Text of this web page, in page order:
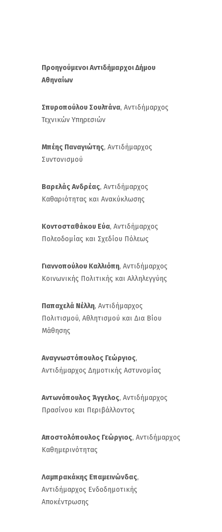
Προηγούμενοι Αντιδήμαρχοι Δήμου
Αθηναίων
Σπυροπούλου Σουλτάνα, Αντιδήμαρχος
Τεχνικών Υπηρεσιών
Μπέης Παναγιώτης, Αντιδήμαρχος
Συντονισμού
Βαρελάς Ανδρέας, Αντιδήμαρχος
Καθαριότητας και Ανακύκλωσης
Κοντοσταθάκου Εύα, Αντιδήμαρχος
Πολεοδομίας και Σχεδίου Πόλεως
Γιαννοπούλου Καλλιόπη, Αντιδήμαρχος
Κοινωνικής Πολιτικής και Αλληλεγγύης
Παπαχελά Νέλλη, Αντιδήμαρχος
Πολιτισμού, Αθλητισμού και Δια Βίου
Μάθησης
Αναγνωστόπουλος Γεώργιος,
Αντιδήμαρχος Δημοτικής Αστυνομίας
Αντωνόπουλος Άγγελος, Αντιδήμαρχος
Πρασίνου και Περιβάλλοντος
Αποστολόπουλος Γεώργιος, Αντιδήμαρχος
Καθημερινότητας
Λαμπρακάκης Επαμεινώνδας,
Αντιδήμαρχος Ενδοδημοτικής
Αποκέντρωσης